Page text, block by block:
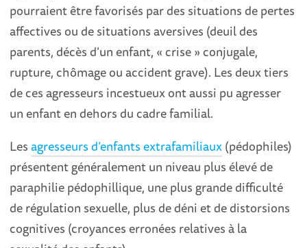
pourraient être favorisés par des situations de pertes
affectives ou de situations aversives (deuil des
parents, décès d’un enfant, « crise » conjugale,
rupture, chômage ou accident grave). Les deux tiers
de ces agresseurs incestueux ont aussi pu agresser
un enfant en dehors du cadre familial.
Lesagresseurs d’enfants extrafamiliaux(pédophiles)
présentent généralement un niveau plus élevé de
paraphilie pédophillique, une plus grande difficulté
de régulation sexuelle, plus de déni et de distorsions
cognitives (croyances erronées relatives à la